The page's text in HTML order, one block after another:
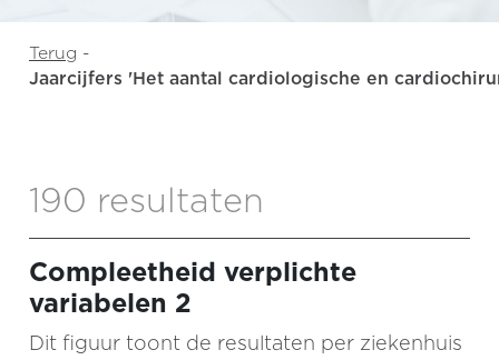
Terug -
Jaarcijfers 'Het aantal cardiologische en
190 resultaten
Compleetheid verplichte
variabelen 2
Dit figuur toont de resultaten per ziekenhuis